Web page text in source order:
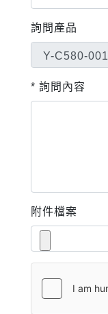
詢問產品
* 詢問內容
附件檔案